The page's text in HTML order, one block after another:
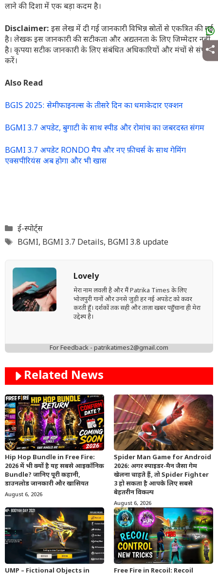
लाने की दिशा में एक बड़ा कदम है।
Disclaimer: इस लेख में दी गई जानकारी विभिन्न स्रोतों से एकत्रित की गई
है। लेखक इस जानकारी की सटीकता और अद्यतनता के लिए जिम्मेदार नहीं
है। कृपया सटीक जानकारी के लिए संबंधित अधिकारियों और मंचों से संपर्क
करें।
Also Read
BGIS 2025: सेमीफाइनल्स के तीसरे दिन का धमाकेदार एक्शन
BGMI 3.7 अपडेट, बुगाटी के साथ स्पीड और रोमांच का जबरदस्त संगम
BGMI 3.7 अपडेट RONDO मैप और नए फ़ीचर्स के साथ गेमिंग
एक्सपीरियंस अब होगा और भी खास
Categories
ई-स्पोर्ट्स
Tags
BGMI, BGMI 3.7 Details, BGMI 3.8 update
Lovely
मेरा नाम लवली है और मैं Patrika Times के लिए
भोजपुरी गानों और उनसे जुड़ी हर नई अपडेट को कवर
करती हूँ। दर्शकों तक सही और ताज़ा खबर पहुँचाना ही मेरा
उद्देश्य है।
For Feedback - patrikatimes2@gmail.com
Related News
Hip Hop Bundle in Free Fire:
2026 में भी क्यों है यह सबसे आइकॉनिक
Bundle? जानिए पूरी कहानी,
डाउनलोड जानकारी और खासियत
August 6, 2026
Spider Man Game for Android
2026: अगर स्पाइडर-मैन जैसा गेम
खेलना चाहते हैं, तो Spider Fighter
3 हो सकता है आपके लिए सबसे
बेहतरीन विकल्प
August 6, 2026
UMP – Fictional Objects in
Free Fire in Recoil: Recoil